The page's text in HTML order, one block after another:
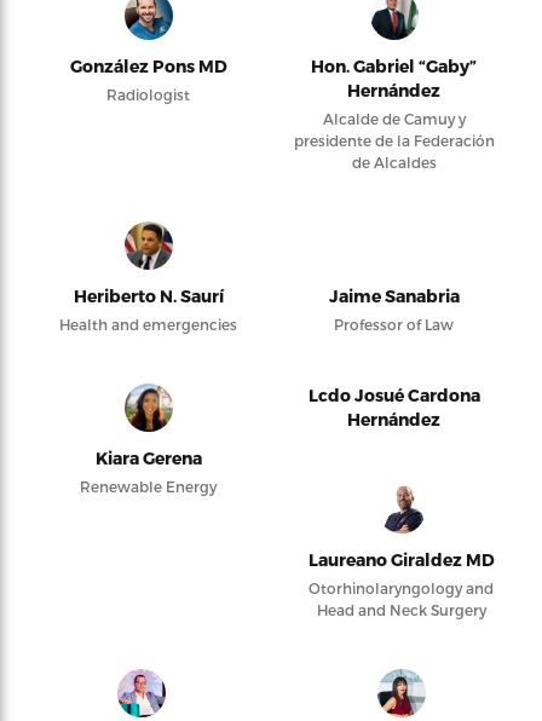
González Pons MD
Radiologist
Hon. Gabriel “Gaby”
Hernández
Alcalde de Camuy y
presidente de la Federación
de Alcaldes
Heriberto N. Saurí
Health and emergencies
Jaime Sanabria
Professor of Law
Kiara Gerena
Renewable Energy
Lcdo Josué Cardona
Hernández
Laureano Giraldez MD
Otorhinolaryngology and
Head and Neck Surgery